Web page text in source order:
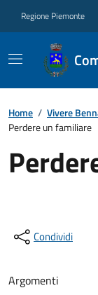
Regione Piemonte
Home / Vivere
Perdere un familiare
Condividi
Argomenti